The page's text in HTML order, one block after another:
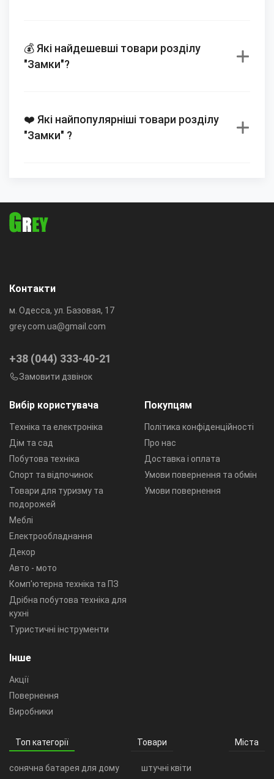
💰 Які найдешевші товари розділу
"Замки"?
❤️ Які найпопулярніші товари розділу
"Замки" ?
Вибір користувача
Техніка та електроніка
Дім та сад
Побутова техніка
Спорт та відпочинок
Товари для туризму та
подорожей
Меблі
Електрообладнання
Декор
Авто - мото
Комп'ютерна техніка та ПЗ
Дрібна побутова техніка для
кухні
Туристичні інструменти
Покупцям
Політика конфіденційності
Про нас
Доставка і оплата
Умови повернення та обмін
Умови повернення
Інше
Акції
Повернення
Виробники
Контакти
м. Одесса, ул. Базовая, 17
grey.com.ua@gmail.com
+38 (044) 333-40-21
Замовити дзвінок
Топ категорії Товари Міста
сонячна батарея для дому штучні квіти